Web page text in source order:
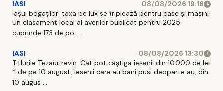
IASI
08/08/2026 19:16
Iașul bogaților: taxa pe lux se triplează pentru case și mașini
Un clasament local al averilor publicat pentru 2025
cuprinde 173 de po ...
IASI
08/08/2026 13:30
Titlurile Tezaur revin. Cât pot câștiga ieșenii din 10.000 de lei
* de pe 10 august, iesenii care au bani pusi deoparte au, din
10 augus ...